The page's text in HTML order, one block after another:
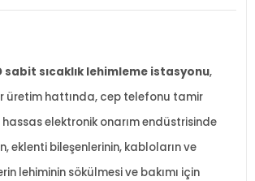
sabit sıcaklık lehimleme istasyonu,
üretim hattında, cep telefonu tamir
elektronik onarım endüstrisinde
eklenti bileşenlerinin, kabloların ve
lehiminin sökülmesi ve bakımı için